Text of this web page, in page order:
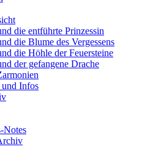
die entführte Prinzessin
die Blume des Vergessens
die Höhle der Feuersteine
der gefangene Drache
Infos
Notes